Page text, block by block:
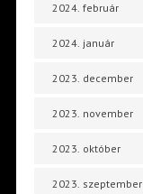
2024. február
2024. január
2023. december
2023. november
2023. október
2023. szeptember